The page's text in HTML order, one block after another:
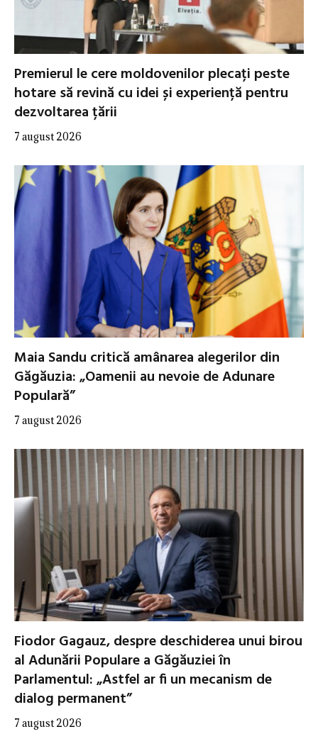
Premierul le cere moldovenilor plecați peste
hotare să revină cu idei și experiență pentru
dezvoltarea țării
7 august 2026
Maia Sandu critică amânarea alegerilor din
Găgăuzia: „Oamenii au nevoie de Adunare
Populară”
7 august 2026
Fiodor Gagauz, despre deschiderea unui birou
al Adunării Populare a Găgăuziei în
Parlamentul: „Astfel ar fi un mecanism de
dialog permanent”
7 august 2026